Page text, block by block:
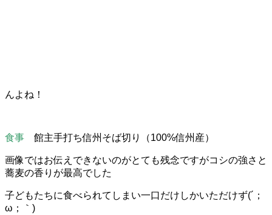
んよね！
食事 館主手打ち信州そば切り（100%信州産）
画像ではお伝えできないのがとても残念ですがコシの強さと
蕎麦の香りが最高でした
子どもたちに食べられてしまい一口だけしかいただけず(´；
ω；｀)